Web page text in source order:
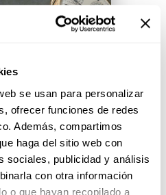
se usan para personalizar
ofrecer funciones de redes
Además, compartimos
haga del sitio web con
sociales, publicidad y análisis
con otra información
o que hayan recopilado a
es tan caro?
todo sobre
por qué un reloj